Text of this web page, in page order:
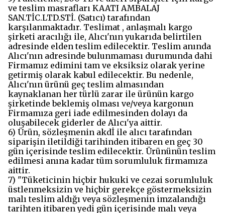
ve teslim masrafları KAATI AMBALAJ
SAN.TİC.LTD.STİ. (Satıcı) tarafından
karşılanmaktadır. Teslimat , anlaşmalı kargo
şirketi aracılığı ile, Alıcı'nın yukarıda belirtilen
adresinde elden teslim edilecektir. Teslim anında
Alıcı'nın adresinde bulunmaması durumunda dahi
Firmamız edimini tam ve eksiksiz olarak yerine
getirmiş olarak kabul edilecektir. Bu nedenle,
Alıcı'nın ürünü geç teslim almasından
kaynaklanan her türlü zarar ile ürünün kargo
şirketinde beklemiş olması ve/veya kargonun
Firmamıza geri iade edilmesinden dolayı da
oluşabilecek giderler de Alıcı'ya aittir.
6) Ürün, sözleşmenin akdİ ile alıcı tarafından
siparişin iletildiği tarihinden itibaren en geç 30
gün içerisinde teslim edilecektir. Ürününün teslim
edilmesi anına kadar tüm sorumluluk firmamıza
aittir.
7) "Tüketicinin hiçbir hukuki ve cezai sorumluluk
üstlenmeksizin ve hiçbir gerekçe göstermeksizin
malı teslim aldığı veya sözleşmenin imzalandığı
tarihten itibaren yedi gün içerisinde malı veya